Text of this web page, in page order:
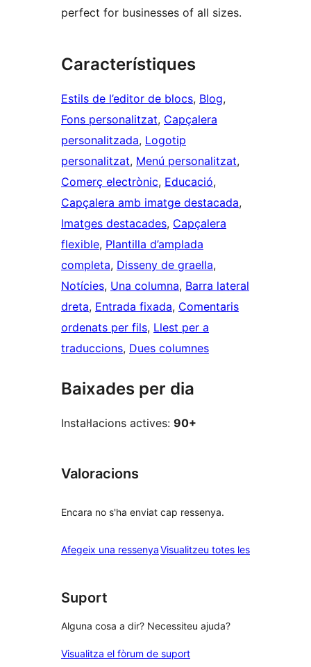
perfect for businesses of all sizes.
Característiques
Estils de l’editor de blocs, Blog
Fons personalitzat, Capçalera
personalitzada, Logotip
personalitzat, Menú personalitzat
Comerç electrònic, Educació
Capçalera amb imatge destacada
Imatges destacades, Capçalera
flexible, Plantilla d’amplada
completa, Disseny de graella
Notícies, Una columna, Barra lateral
dreta, Entrada fixada, Comentaris
ordenats per fils, Llest per a
traduccions, Dues columnes
Baixades per dia
Instal·lacions actives: 90+
Valoracions
Encara no s'ha enviat cap ressenya.
Afegeix una ressenyaVisualitzeu totes lesressenyes
Suport
Alguna cosa a dir? Necessiteu ajuda?
Visualitza el fòrum de suport